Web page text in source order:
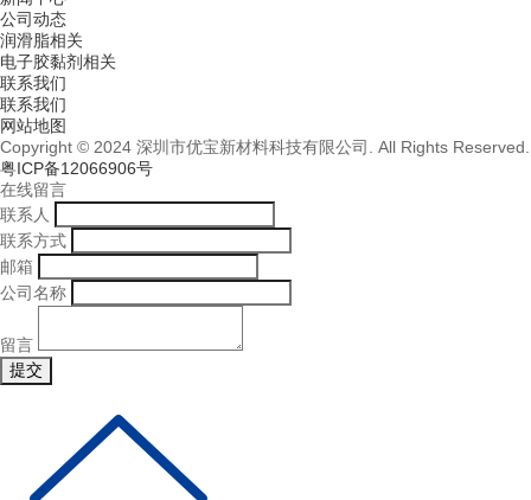
公司动态
润滑脂相关
电子胶黏剂相关
联系我们
联系我们
网站地图
Copyright © 2024 深圳市优宝新材料科技有限公司. All Rights Reserved.
粤ICP备12066906号
在线留言
联系人
联系方式
邮箱
公司名称
留言